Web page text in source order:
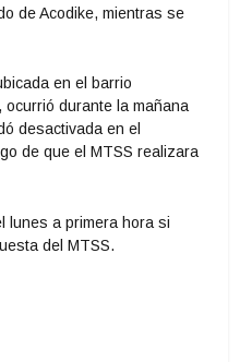
de Acodike, mientras se
en el barrio
ocurrió durante la mañana
desactivada en el
de que el MTSS realizara
lunes a primera hora si
del MTSS.